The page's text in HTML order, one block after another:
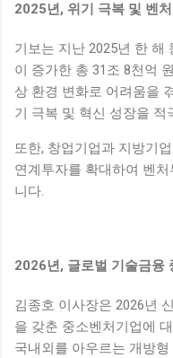
2025년, 위기 극복 및 벤
기보는 지난 2025년 한 해
이 증가한 총 31조 8천억
상 환경 변화로 어려움을
기 극복 및 혁신 성장을 적
또한, 창업기업과 지방기
연계투자를 확대하여 벤
니다.
2026년, 글로벌 기술금융
김종호 이사장은 2026년
을 갖춘 중소벤처기업에
국내외를 아우르는 개방